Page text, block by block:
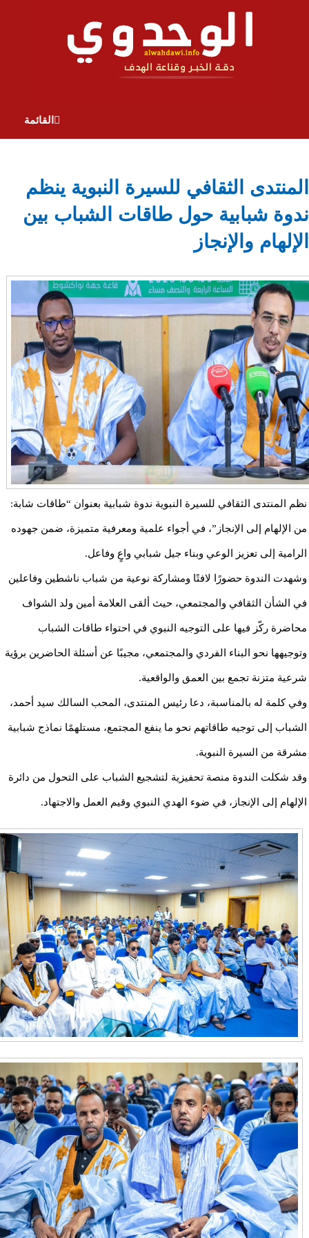
القائمة
المنتدى الثقافي للسيرة النبوية ينظم
ندوة شبابية حول طاقات الشباب بين
الإلهام والإنجاز
نظم المنتدى الثقافي للسيرة النبوية ندوة شبابية بعنوان “طاقات شابة:
من الإلهام إلى الإنجاز”، في أجواء علمية ومعرفية متميزة، ضمن جهوده
الرامية إلى تعزيز الوعي وبناء جيل شبابي واعٍ وفاعل.
وشهدت الندوة حضورًا لافتًا ومشاركة نوعية من شباب ناشطين وفاعلين
في الشأن الثقافي والمجتمعي، حيث ألقى العلامة أمين ولد الشواف
محاضرة ركّز فيها على التوجيه النبوي في احتواء طاقات الشباب
وتوجيهها نحو البناء الفردي والمجتمعي، مجيبًا عن أسئلة الحاضرين برؤية
شرعية متزنة تجمع بين العمق والواقعية.
وفي كلمة له بالمناسبة، دعا رئيس المنتدى، المحب السالك سيد أحمد،
الشباب إلى توجيه طاقاتهم نحو ما ينفع المجتمع، مستلهمًا نماذج شبابية
مشرقة من السيرة النبوية.
وقد شكلت الندوة منصة تحفيزية لتشجيع الشباب على التحول من دائرة
الإلهام إلى الإنجاز، في ضوء الهدي النبوي وقيم العمل والاجتهاد.